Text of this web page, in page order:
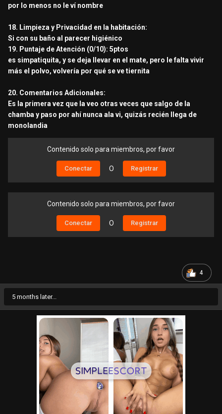
por lo menos no le ví nombre
18. Limpieza y Privacidad en la habitación:
Si con su baño al parecer higiénico
19. Puntaje de Atención (0/10): 5ptos
es simpatiquita, y se deja llevar en el mate, pero le falta vivir
más el polvo, volvería por qué se ve tiernita
20. Comentarios Adicionales:
Es la primera vez que la veo otras veces que salgo de la
chamba y paso por ahí nunca ala vi, quizás recién llega de
monolandia
Contenido solo para miembros, por favor
Conectar O Registrar
Contenido solo para miembros, por favor
Conectar O Registrar
4
5 months later...